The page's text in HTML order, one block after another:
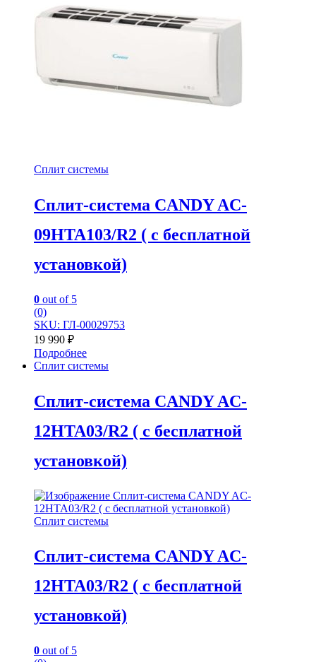
Сплит системы
Сплит-система CANDY AC-
09HTA103/R2 ( с бесплатной
установкой)
0 out of 5
(0)
SKU: ГЛ-00029753
19 990 ₽
Подробнее
Сплит системы
Сплит-система CANDY AC-
12HTA03/R2 ( с бесплатной
установкой)
Сплит системы
Сплит-система CANDY AC-
12HTA03/R2 ( с бесплатной
установкой)
0 out of 5